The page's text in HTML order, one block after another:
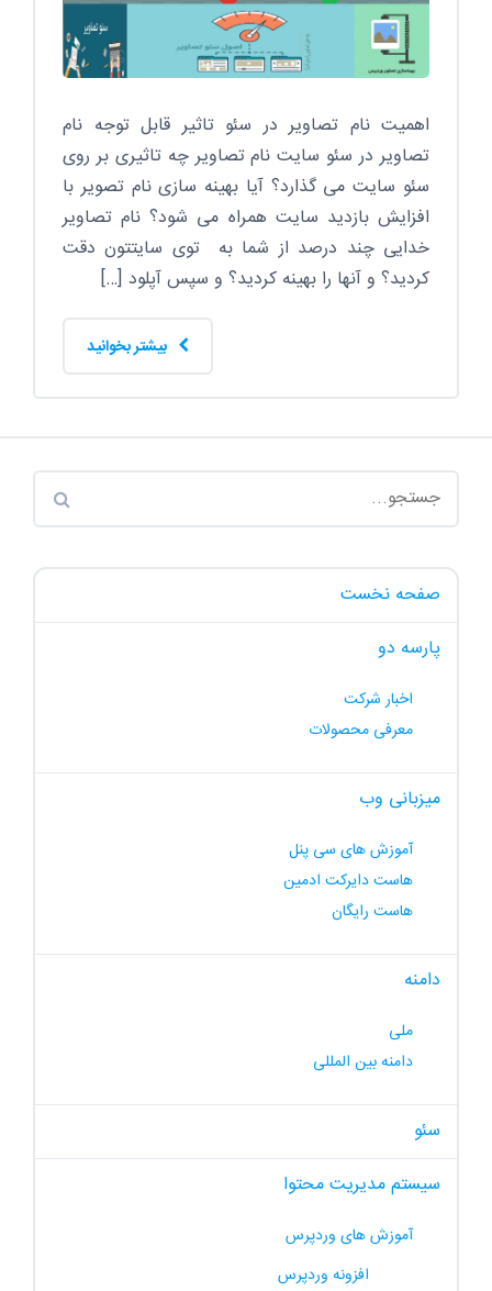
اهمیت نام تصاویر در سئو تاثیر قابل توجه نام
تصاویر در سئو سایت نام تصاویر چه تاثیری بر روی
سئو سایت می گذارد؟ آیا بهینه سازی نام تصویر با
افزایش بازدید سایت همراه می شود؟ نام تصاویر
خدایی چند درصد از شما به توی سایتتون دقت
کردید؟ و آنها را بهینه کردید؟ و سپس آپلود […]
صفحه نخست
پارسه دو
اخبار شرکت
معرفی محصولات
میزبانی وب
آموزش های سی پنل
هاست دایرکت ادمین
هاست رایگان
دامنه
ملی
دامنه بین المللی
سئو
سیستم مدیریت محتوا
آموزش های وردپرس
افزونه وردپرس